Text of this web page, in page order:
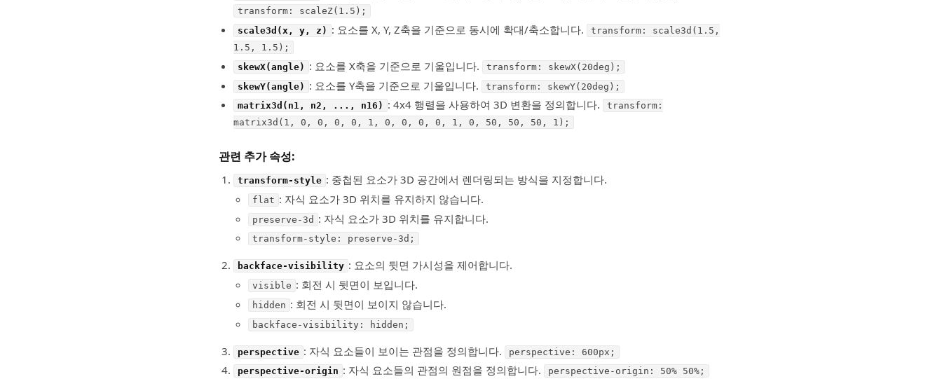
transform: scaleZ(1.5);
scale3d(x, y, z) : 요소를 X, Y, Z축을 기준으로 동시에 확대/축소합니다.
transform: scale3d(1.5,
1.5, 1.5);
skewX(angle) : 요소를 X축을 기준으로 기울입니다.
transform: skewX(20deg);
skewY(angle) : 요소를 Y축을 기준으로 기울입니다.
transform: skewY(20deg);
matrix3d(n1, n2, ..., n16) : 4x4 행렬을 사용하여 3D 변환을 정의합니다.
transform:
matrix3d(1, 0, 0, 0, 0, 1, 0, 0, 0, 0, 1, 0, 50, 50, 50, 1);
관련 추가 속성:
transform-style : 중첩된 요소가 3D 공간에서 렌더링되는 방식을 지정합니다.
flat : 자식 요소가 3D 위치를 유지하지 않습니다.
preserve-3d : 자식 요소가 3D 위치를 유지합니다.
transform-style: preserve-3d;
backface-visibility : 요소의 뒷면 가시성을 제어합니다.
visible : 회전 시 뒷면이 보입니다.
hidden : 회전 시 뒷면이 보이지 않습니다.
backface-visibility: hidden;
perspective : 자식 요소들이 보이는 관점을 정의합니다.
perspective: 600px;
perspective-origin : 자식 요소들의 관점의 원점을 정의합니다. perspective-origin: 50% 50%;